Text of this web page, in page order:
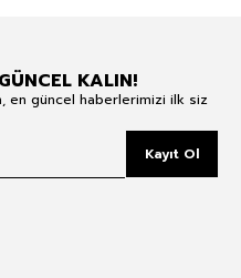
KALIN!
en güncel haberlerimizi ilk siz
Kayıt Ol